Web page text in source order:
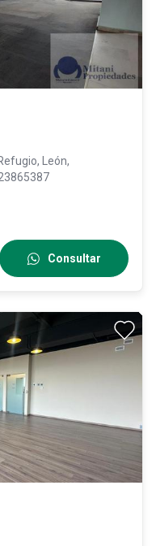
León,
Consultar